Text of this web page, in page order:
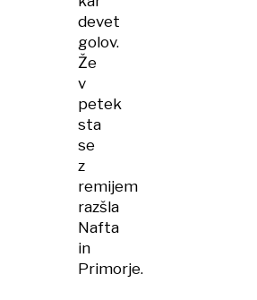
devet
golov.
Že
v
petek
sta
se
z
remijem
razšla
Nafta
in
Primorje.